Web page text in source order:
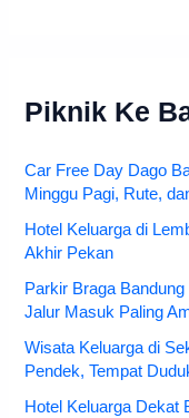
Piknik Ke
Car Free Day Dago
Minggu Pagi, Rute,
Hotel Keluarga di
Akhir Pekan
Parkir Braga
Jalur Masuk Paling
Wisata Keluarga di
Pendek, Tempat
Hotel Keluarga Dekat